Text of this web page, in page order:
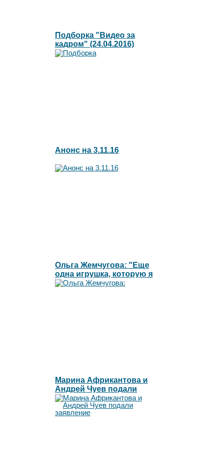
Подборка "Видео за
кадром" (24.04.2016)
Анонс на 3.11.16
Ольга Жемчугова: "Еще
одна игрушка, которую я
готова сжечь"l
Марина Африкантова и
Андрей Чуев подали
заявление